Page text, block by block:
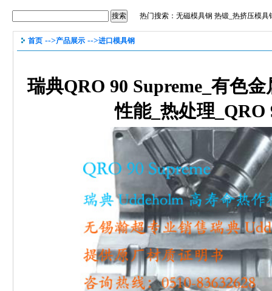
热门搜索： 无磁模具钢 热锻_热挤压模具
首页 -->产品展示 -->进口模具钢
瑞典QRO 90 Supreme_有色
性能_热处理_QRO